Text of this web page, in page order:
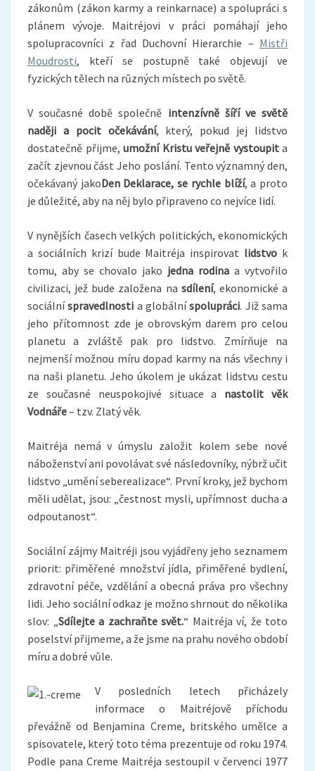
zákonům (zákon karmy a reinkarnace) a spolupráci s
plánem vývoje. Maitréjovi v práci pomáhají jeho
spolupracovníci z řad Duchovní Hierarchie – Mistři
Moudrosti, kteří se postupně také objevují ve
fyzických tělech na různých místech po světě.
V současné době společně intenzívně šíří ve světě
naději a pocit očekávání, který, pokud jej lidstvo
dostatečně přijme, umožní Kristu veřejně vystoupit a
začít zjevnou část Jeho poslání. Tento významný den,
očekávaný jakoDen Deklarace, se rychle blíží, a proto
je důležité, aby na něj bylo připraveno co nejvíce lidí.
V nynějších časech velkých politických, ekonomických
a sociálních krizí bude Maitréja inspirovat lidstvo k
tomu, aby se chovalo jako jedna rodina a vytvořilo
civilizaci, jež bude založena na sdílení, ekonomické a
sociálníspravedlnosti a globálníspolupráci. Již sama
jeho přítomnost zde je obrovským darem pro celou
planetu a zvláště pak pro lidstvo. Zmírňuje na
nejmenší možnou míru dopad karmy na nás všechny i
na naši planetu. Jeho úkolem je ukázat lidstvu cestu
ze současné neuspokojivé situace a nastolit věk
Vodnáře– tzv. Zlatý věk.
Maitréja nemá v úmyslu založit kolem sebe nové
náboženství ani povolávat své následovníky, nýbrž učit
lidstvo „umění seberealizace“. První kroky, jež bychom
měli udělat, jsou: „čestnost mysli, upřímnost ducha a
odpoutanost“.
Sociální zájmy Maitréji jsou vyjádřeny jeho seznamem
priorit: přiměřené množství jídla, přiměřené bydlení,
zdravotní péče, vzdělání a obecná práva pro všechny
lidi. Jeho sociální odkaz je možno shrnout do několika
slov: „Sdílejte a zachraňte svět.“ Maitréja ví, že toto
poselství přijmeme, a že jsme na prahu nového období
míru a dobré vůle.
V posledních letech přicházely
informace o Maitréjově příchodu
převážně od Benjamina Creme, britského umělce a
spisovatele, který toto téma prezentuje od roku 1974.
Podle pana Creme Maitréja sestoupil v červenci 1977